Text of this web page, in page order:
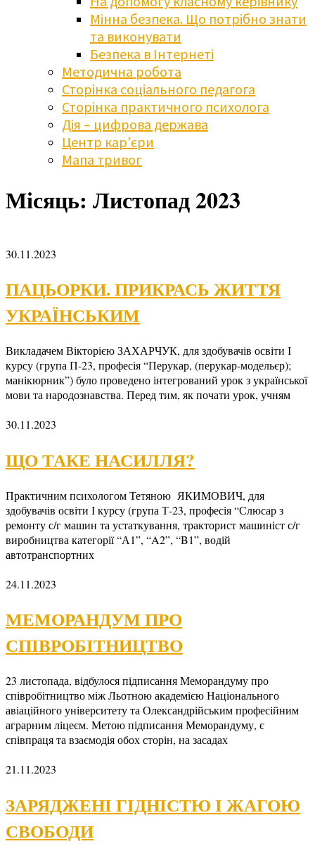
Мінна безпека. Що потрібно знати
та виконувати
Безпека в Інтернеті
Методична робота
Сторінка соціального педагога
Сторінка практичного психолога
Дія – цифрова держава
Центр кар’єри
Мапа тривог
Місяць: Листопад 2023
30.11.2023
ПАЦЬОРКИ. ПРИКРАСЬ ЖИТТЯ
УКРАЇНСЬКИМ
Викладачем Вікторією ЗАХАРЧУК, для здобувачів освіти І
курсу (група П-23, професія “Перукар, (перукар-модельєр);
манікюрник”) було проведено інтегрований урок з української
мови та народознавства. Перед тим, як почати урок, учням
30.11.2023
ЩО ТАКЕ НАСИЛЛЯ?
Практичним психологом Тетяною ЯКИМОВИЧ, для
здобувачів освіти І курсу (група Т-23, професія “Слюсар з
ремонту с/г машин та устаткування, тракторист машиніст с/г
виробництва категорії “А1”, “A2”, “B1”, водій
автотранспортних
24.11.2023
МЕМОРАНДУМ ПРО
СПІВРОБІТНИЦТВО
23 листопада, відбулося підписання Меморандуму про
співробітництво між Льотною академією Національного
авіаційного університету та Олександрійським професійним
аграрним ліцеєм. Метою підписання Меморандуму, є
співпраця та взаємодія обох сторін, на засадах
21.11.2023
ЗАРЯДЖЕНІ ГІДНІСТЮ І ЖАГОЮ
СВОБОДИ